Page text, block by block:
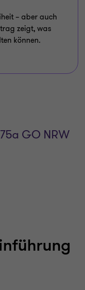
– aber auch
zeigt, was
können.
GO NRW